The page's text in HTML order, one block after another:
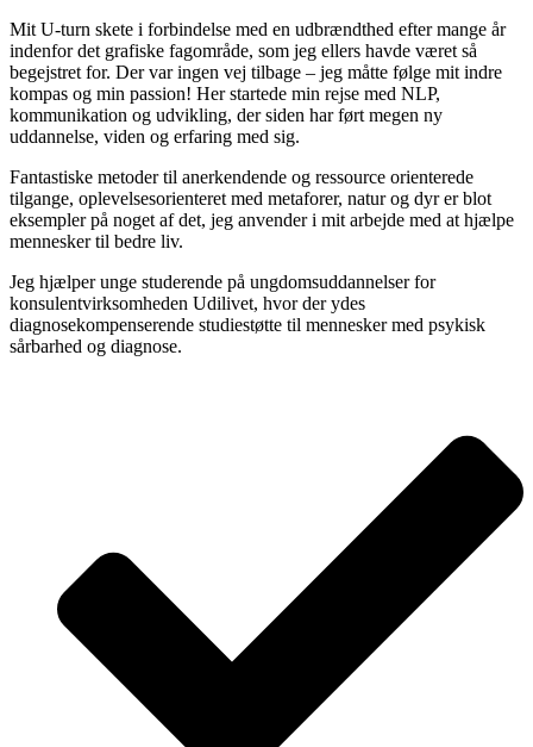
Mit U-turn skete i forbindelse med en udbrændthed efter mange år
indenfor det grafiske fagområde, som jeg ellers havde været så
begejstret for. Der var ingen vej tilbage – jeg måtte følge mit indre
kompas og min passion! Her startede min rejse med NLP,
kommunikation og udvikling, der siden har ført megen ny
uddannelse, viden og erfaring med sig.
Fantastiske metoder til anerkendende og ressource orienterede
tilgange, oplevelsesorienteret med metaforer, natur og dyr er blot
eksempler på noget af det, jeg anvender i mit arbejde med at hjælpe
mennesker til bedre liv.
Jeg hjælper unge studerende på ungdomsuddannelser for
konsulentvirksomheden Udilivet, hvor der ydes
diagnosekompenserende studiestøtte til mennesker med psykisk
sårbarhed og diagnose.